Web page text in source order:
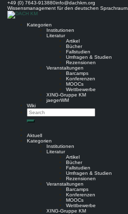
Skip
content
+49 (0) 7643-913880info@dachkm.org
Wissensmanagement für den deutschen Sprachraum.
Kategorien
Institutionen
Literatur
Artikel
Bücher
Fallstudien
Umfragen & Studien
Rezensionen
Veranstaltungen
Barcamps
Konferenzen
MOOCs
Wettbewerbe
XING-Gruppe KM
jaegerWM
Wiki
Search
Search
Aktuell
Kategorien
Institutionen
Literatur
Artikel
Bücher
Fallstudien
Umfragen & Studien
Rezensionen
Veranstaltungen
Barcamps
Konferenzen
MOOCs
Wettbewerbe
XING-Gruppe KM